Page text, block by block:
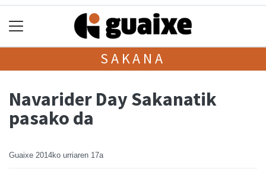
SAKANA
Navarider Day Sakanatik
pasako da
Guaixe 2014ko urriaren 17a